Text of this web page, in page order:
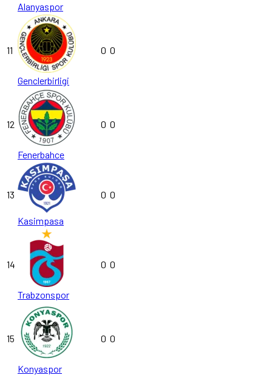
Alanyaspor
11
Genclerbirligi
0 0
12
Fenerbahce
0 0
13
Kasimpasa
0 0
14
Trabzonspor
0 0
15
Konyaspor
0 0